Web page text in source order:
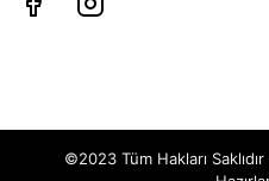
©2023 Tüm Hakları